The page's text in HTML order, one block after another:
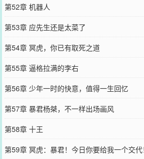
第52章 机器人
第53章 应先生还是太菜了
第54章 冥虎，你已有取死之道
第55章 逼格拉满的李右
第56章 少年一时的快意，值得一生回忆
第57章 暴君杨桀，不一样出场画风
第58章 十王
第59章 冥虎：暴君！今日你要给我一个交代